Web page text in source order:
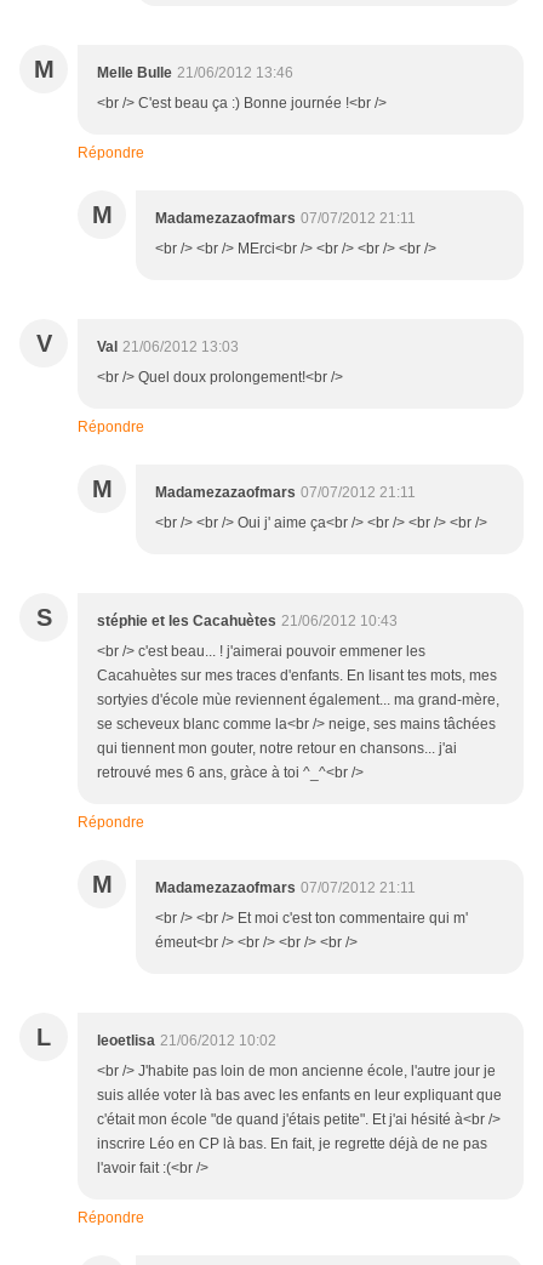
M Melle Bulle 21/06/2012 13:46
<br /> C'est beau ça :) Bonne journée !<br />
Répondre
M Madamezazaofmars 07/07/2012 21:11
<br /> <br /> MErci<br /> <br /> <br /> <br />
V Val 21/06/2012 13:03
<br /> Quel doux prolongement!<br />
Répondre
M Madamezazaofmars 07/07/2012 21:11
<br /> <br /> Oui j' aime ça<br /> <br /> <br /> <br />
S stéphie et les Cacahuètes 21/06/2012 10:43
<br /> c'est beau... ! j'aimerai pouvoir emmener les
Cacahuètes sur mes traces d'enfants. En lisant tes mots, mes
sortyies d'école mùe reviennent également... ma grand-mère,
se scheveux blanc comme la<br /> neige, ses mains tâchées
qui tiennent mon gouter, notre retour en chansons... j'ai
retrouvé mes 6 ans, gràce à toi ^_^<br />
Répondre
M Madamezazaofmars 07/07/2012 21:11
<br /> <br /> Et moi c'est ton commentaire qui m'
émeut<br /> <br /> <br /> <br />
L leoetlisa 21/06/2012 10:02
<br /> J'habite pas loin de mon ancienne école, l'autre jour je
suis allée voter là bas avec les enfants en leur expliquant que
c'était mon école "de quand j'étais petite". Et j'ai hésité à<br />
inscrire Léo en CP là bas. En fait, je regrette déjà de ne pas
l'avoir fait :(<br />
Répondre